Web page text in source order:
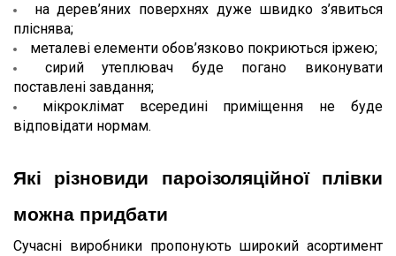
на дерев’яних поверхнях дуже швидко з’явиться
пліснява;
металеві елементи обов’язково покриються іржею;
сирий утеплювач буде погано виконувати
поставлені завдання;
мікроклімат всередині приміщення не буде
відповідати нормам.
Які різновиди пароізоляційної плівки
можна придбати
Сучасні виробники пропонують широкий асортимент